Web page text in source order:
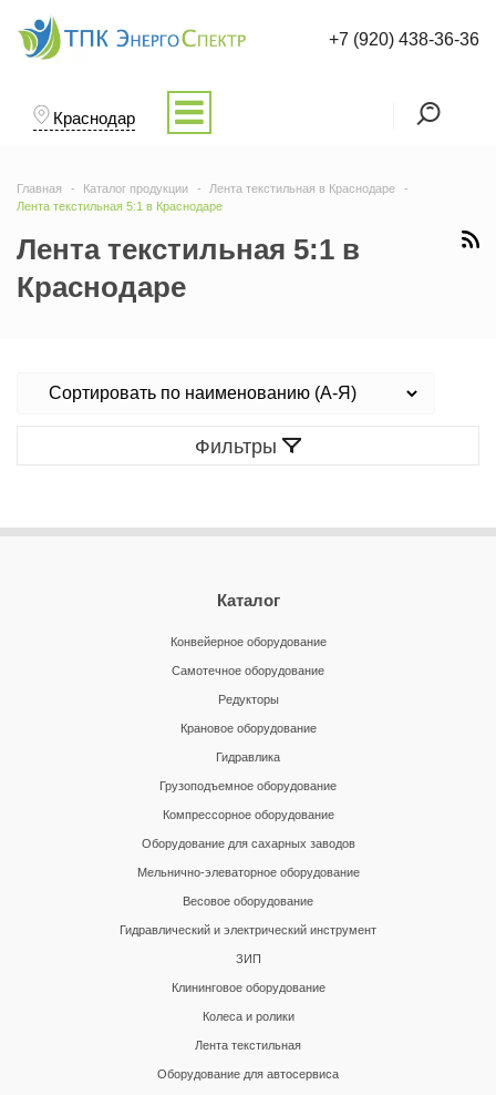
Краснодар
+7 (920) 438-36-36
Главная Каталог продукции
Лента текстильная в Краснодаре
Лента текстильная 5:1 в Краснодаре
Лента текстильная 5:1 в
Краснодаре
Фильтры
Каталог
Конвейерное оборудование
Самотечное оборудование
Редукторы
Крановое оборудование
Гидравлика
Грузоподъемное оборудование
Компрессорное оборудование
Оборудование для сахарных заводов
Мельнично-элеваторное оборудование
Весовое оборудование
Гидравлический и электрический инструмент
ЗИП
Клининговое оборудование
Колеса и ролики
Лента текстильная
Оборудование для автосервиса